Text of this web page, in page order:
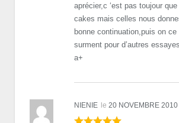
aprécier,c ‘est pas toujour
cakes mais celles nous
bonne continuation,puis on ce
surment pour d’autres essayes.
a+
NIENIE le 20 NOVEMBRE 2010